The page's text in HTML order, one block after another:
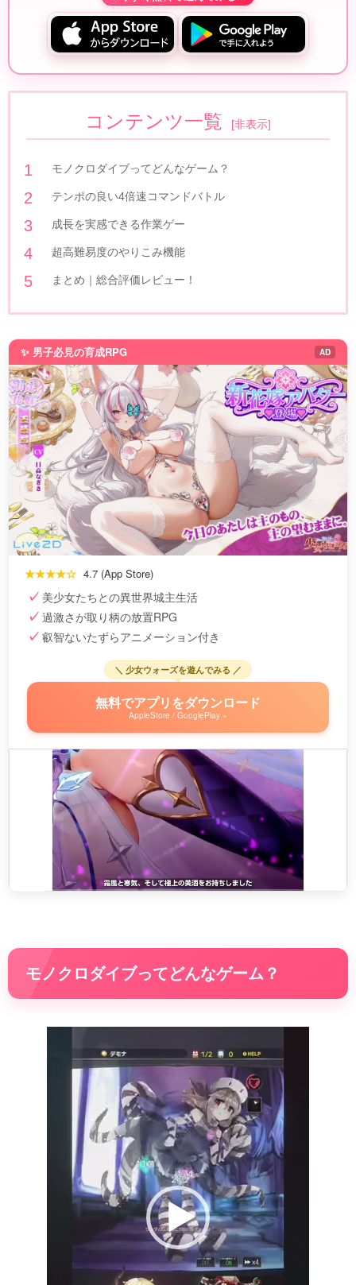
コンテンツ一覧 [非表示]
モノクロダイブってどんなゲーム？
テンポの良い4倍速コマンドバトル
成長を実感できる作業ゲー
超高難易度のやりこみ機能
まとめ｜総合評価レビュー！
✨ 男子必見の育成RPG AD
★★★★☆ 4.7 (App Store)
美少女たちとの異世界城主生活
過激さが取り柄の放置RPG
叡智ないたずらアニメーション付き
＼ 少女ウォーズを遊んでみる ／
無料でアプリをダウンロード
AppleStore / GooglePlay »
モノクロダイブってどんなゲーム？